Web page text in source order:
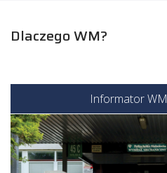
Dlaczego WM?
Informator